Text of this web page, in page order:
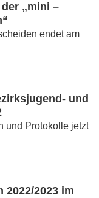
„mini –
endet am
und
und Protokolle jetzt
2022/2023 im